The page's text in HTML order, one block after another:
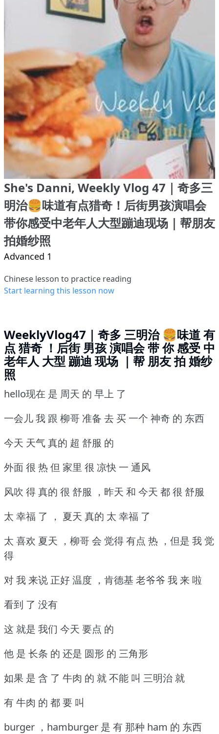
She's Danni, Weekly Vlog 47｜奇多三
明治🍔味道有点猎奇！后街男孩演唱会
带你感受中老年人大型蹦迪现场｜帮朋友
拍婚纱照
Advanced 1
Chinese lesson to practice reading
Start learning this lesson now
WeeklyVlog47｜奇多 三明治 🍔味道 有
点 猎奇 ！后街 男孩 演唱会 带 你 感受 中
老年人 大型 蹦迪 现场 ｜帮 朋友 拍 婚纱
照
hello现在 是 周天 的 早上 了
一会儿 我 跟 柳哥 准备 去 买 一个 神奇 的 东西
今天 天气 真的 超 舒服 的
外面 很 热 但 家里 很 凉快 一 通风
风吹 得 真的 很 舒服 ，昨天 和 今天 都 很 舒服
太 幸福 了 ， 夏天 真的 太 幸福 了
太 喜欢 夏天 ，柳哥 会 觉得 有点 热 ，但是 我 觉
得
对 我 来说 正好 温度 ，肯德基 老爷爷 我 来 啦
看到 了 没有
这 就是 我们 今天 要点 的
他 是 长条 的 还是 圆形 的 三角形
如果 是 含 了 牛肉 的 就 不能 叫 三明治 就
有 牛肉 的 都 要 叫
burger ，hamburger 是 有 那种 ham 的 东西